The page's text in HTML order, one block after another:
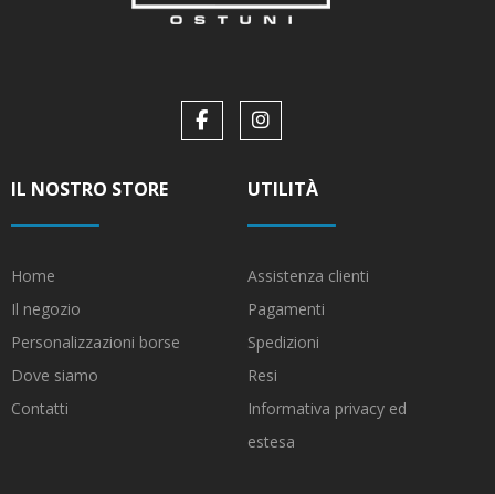
IL NOSTRO STORE
Home
Il negozio
Personalizzazioni borse
Dove siamo
Contatti
UTILITÀ
Assistenza clienti
Pagamenti
Spedizioni
Resi
Informativa privacy ed
estesa